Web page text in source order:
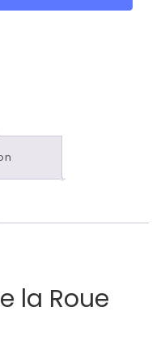
la Roue